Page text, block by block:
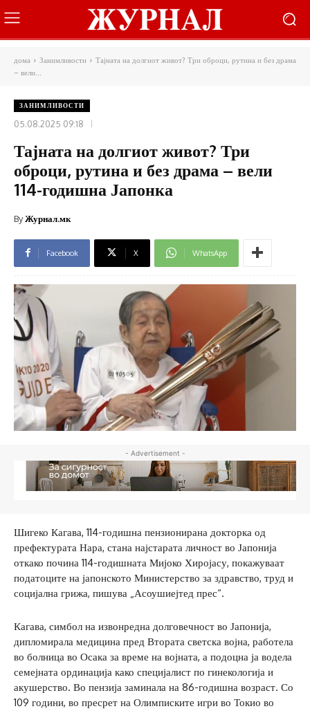
дома Занимливости
Тајната на долгиот живот? Три оброци, рутина и без драма
– вели...
ЗАНИМЛИВОСТИ
05.08.2025 09:18
Тајната на долгиот живот? Три
оброци, рутина и без драма – вели
114-годишна Јапонка
ByЖурнал.мк
Facebook X WhatsApp
- Advertisement -
Шигеко Кагава, 114-годишна пензионирана докторка од
префектурата Нара, стана најстарата личност во Јапонија
откако почина 114-годишната Мијоко Хиројасу, покажуваат
податоците на јапонското Министерство за здравство, труд и
социјална грижа, пишува „Асоушиејтед прес“.
Кагава, симбол на извонредна долговечност во Јапонија,
дипломирала медицина пред Втората светска војна, работела
во болница во Осака за време на војната, а подоцна ја водела
семејната ординација како специјалист по гинекологија и
акушерство. Во пензија заминала на 86-годишна возраст. Со
109 години, во пресрет на Олимписките игри во Токио во